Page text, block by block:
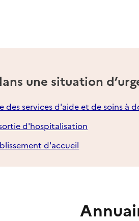
une situation
des services d'aide et de soins à
d'hospitalisation
d'accueil